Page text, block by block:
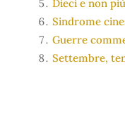
Dieci e non
Sindrome
Guerre
Settembre,